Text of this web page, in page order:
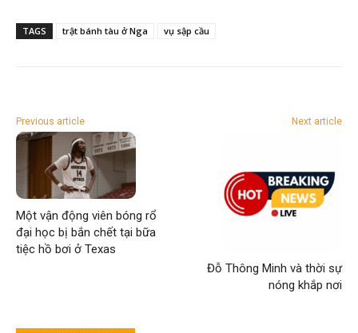
TAGS trật bánh tàu ở Nga vụ sập cầu
Previous article
Một vận động viên bóng rổ
đại học bị bắn chết tại bữa
tiệc hồ bơi ở Texas
Next article
Đỗ Thông Minh và thời sự
nóng khắp nơi